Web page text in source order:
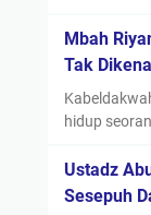
Mbah
Tak
hidup
Ustadz
Sesepuh